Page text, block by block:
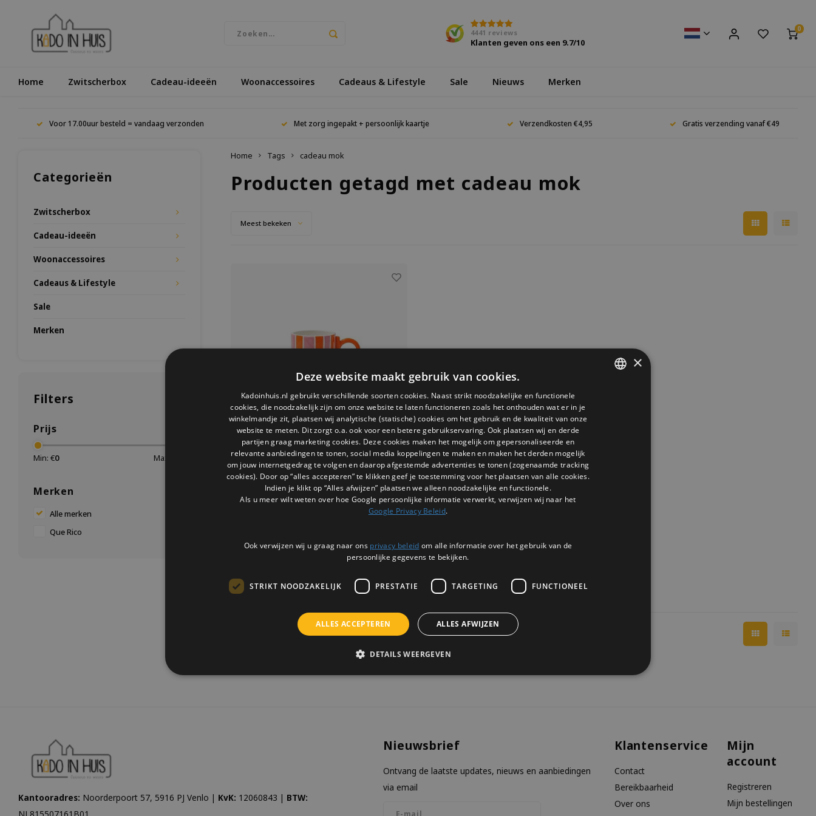
4441 reviews
Klanten geven ons een 9.7/10
0
Home Zwitscherbox Cadeau-ideeën Woonaccessoires Cadeaus & Lifestyle Sale Nieuws Merken
Voor 17.00uur besteld = vandaag verzonden Met zorg ingepakt + persoonlijk kaartje Verzendkosten €4,95 Gratis verzending vanaf €49
Categorieën
Zwitscherbox
Cadeau-ideeën
Woonaccessoires
Cadeaus & Lifestyle
Sale
Merken
Filters
Prijs
Min: €0 Max: €
Merken
Alle merken
Que Rico
Home Tags cadeau mok
Producten getagd met cadeau mok
Meest bekeken
Que Rico
Mok keramiek Inés Rayas Bailarinas
Mok keramiek Inés Rayas Bailarinas van Que Rico.
Handgemaakt, kleurrijk en uniek in vorm en print.
Ideaal als ontbijtaccessoire of cadeau voor de
1 OP VOORRAAD
Kantooradres: Noorderpoort 57, 5916 PJ Venlo | KvK: 12060843 | BTW:
Nieuwsbrief
Ontvang de laatste updates, nieuws en aanbiedingen
via email
Klantenservice
Contact
Bereikbaarheid
Over ons
Mijn
account
Registreren
Mijn bestellingen
×
Deze website maakt gebruik van cookies.
Kadoinhuis.nl gebruikt verschillende soorten cookies. Naast strikt noodzakelijke en functionele
cookies, die noodzakelijk zijn om onze website te laten functioneren zoals het onthouden wat er in je
winkelmandje zit, plaatsen wij analytische (statische) cookies om het gebruik en de kwaliteit van onze
website te meten. Dit zorgt o.a. ook voor een betere gebruikservaring. Ook plaatsen wij en derde
partijen graag marketing cookies. Deze cookies maken het mogelijk om gepersonaliseerde en
relevante aanbiedingen te tonen, social media koppelingen te maken en maken het derden mogelijk
om jouw internetgedrag te volgen en daarop afgestemde advertenties te tonen (zogenaamde tracking
cookies). Door op “alles accepteren” te klikken geef je toestemming voor het plaatsen van alle cookies.
Indien je klikt op “Alles afwijzen” plaatsen we alleen noodzakelijke en functionele.
Als u meer wilt weten over hoe Google persoonlijke informatie verwerkt, verwijzen wij naar het
Google Privacy Beleid.
Ook verwijzen wij u graag naar ons privacy beleid om alle informatie over het gebruik van de
persoonlijke gegevens te bekijken.
STRIKT NOODZAKELIJK PRESTATIE TARGETING FUNCTIONEEL
ALLES ACCEPTEREN ALLES AFWIJZEN
DETAILS WEERGEVEN